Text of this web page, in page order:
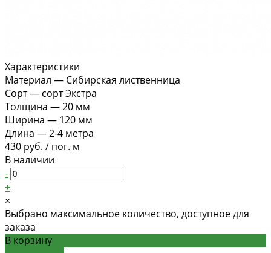
Характеристики
Материал — Сибирская лиственница
Сорт— сорт Экстра
Толщина —20 мм
Ширина — 120 мм
Длина —2-4 метра
430 руб. / пог. м
В наличии
-
+
×
Выбрано максимальное количество, доступное для
заказа
В корзину